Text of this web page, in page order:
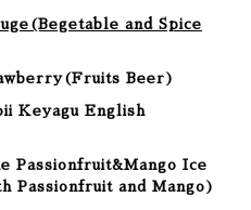
(Begetable and Spice
(Fruits Beer)
Keyagu English
Passionfruit&Mango Ice
Passionfruit and Mango)